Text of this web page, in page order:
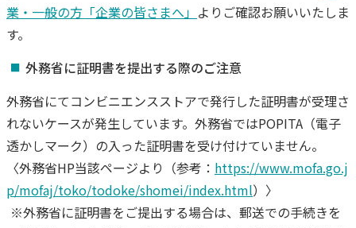
業・一般の方「企業の皆さまへ」 よりご確認お願いいたしま
す。
外務省に証明書を提出する際のご注意
外務省にてコンビニエンスストアで発行した証明書が受理さ
れないケースが発生しています。外務省ではPOPITA（電子
透かしマーク）の入った証明書を受け付けていません。
〈外務省HP当該ページより（参考： https://www.mofa.go.j
p/mofaj/toko/todoke/shomei/index.html）〉
※外務省に証明書をご提出する場合は、郵送での手続きを